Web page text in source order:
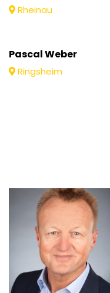
Rheinau
Pascal Weber
Ringsheim